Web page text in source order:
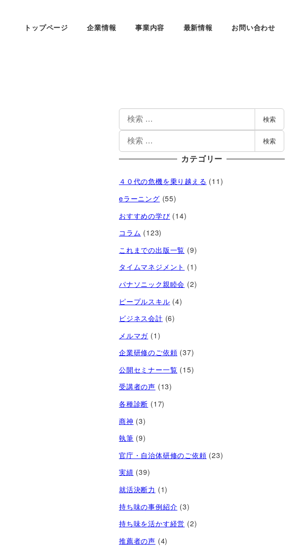
トップページ 企業情報 事業内容 最新情報 お問い合わせ
検索
検索
カテゴリー
４０代の危機を乗り越える (11)
eラーニング (55)
おすすめの学び (14)
コラム (123)
これまでの出版一覧 (9)
タイムマネジメント (1)
パナソニック親睦会 (2)
ピープルスキル (4)
ビジネス会計 (6)
メルマガ (1)
企業研修のご依頼 (37)
公開セミナー一覧 (15)
受講者の声 (13)
各種診断 (17)
商神 (3)
執筆 (9)
官庁・自治体研修のご依頼 (23)
実績 (39)
就活決断力 (1)
持ち味の事例紹介 (3)
持ち味を活かす経営​ (2)
推薦者の声 (4)